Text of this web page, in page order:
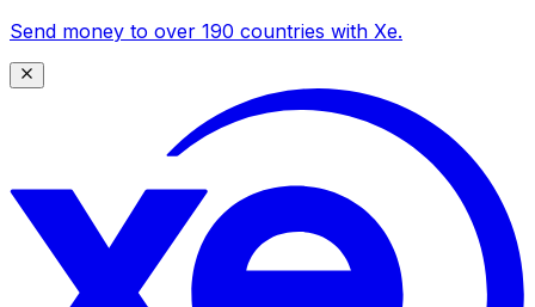
Send money to over 190 countries with Xe.